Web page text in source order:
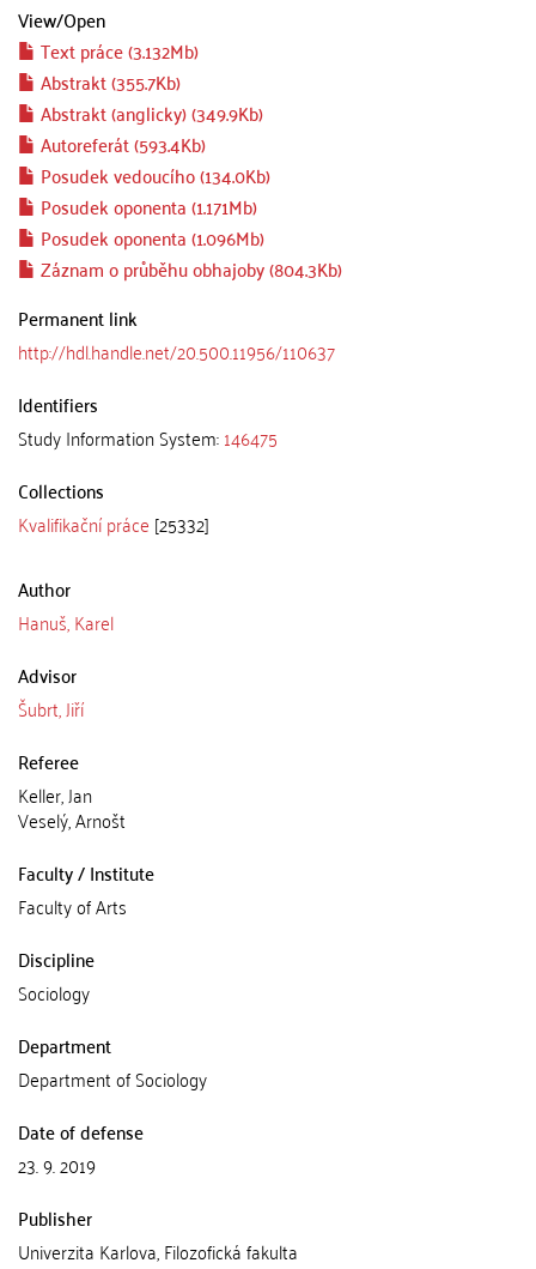
View/Open
Text práce (3.132Mb)
Abstrakt (355.7Kb)
Abstrakt (anglicky) (349.9Kb)
Autoreferát (593.4Kb)
Posudek vedoucího (134.0Kb)
Posudek oponenta (1.171Mb)
Posudek oponenta (1.096Mb)
Záznam o průběhu obhajoby (804.3Kb)
Permanent link
http://hdl.handle.net/20.500.11956/110637
Identifiers
Study Information System:146475
Collections
Kvalifikační práce [25332]
Author
Hanuš, Karel
Advisor
Šubrt, Jiří
Referee
Keller, Jan
Veselý, Arnošt
Faculty / Institute
Faculty of Arts
Discipline
Sociology
Department
Department of Sociology
Date of defense
23. 9. 2019
Publisher
Univerzita Karlova, Filozofická fakulta